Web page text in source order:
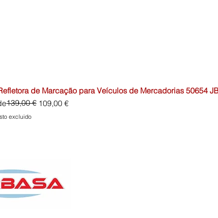
de Marcação para Veículos de Mercadorias 50654
139,00 € 109,00 €
de oferta
excluido